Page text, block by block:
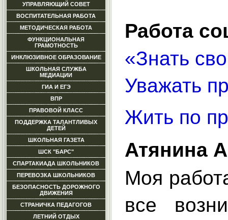
УПРАВЛЯЮЩИЙ СОВЕТ
ВОСПИТАТЕЛЬНАЯ РАБОТА
МЕТОДИЧЕСКАЯ РАБОТА
ФУНКЦИОНАЛЬНАЯ
ГРАМОТНОСТЬ
ИНКЛЮЗИВНОЕ ОБРАЗОВАНИЕ
ШКОЛЬНАЯ СЛУЖБА
МЕДИАЦИИ
ГИА И ЕГЭ
ВПР
ПРАВОВОЙ КЛАСС
ПОДДЕРЖКА ТАЛАНТЛИВЫХ
ДЕТЕЙ
ШКОЛЬНАЯ ГАЗЕТА
ШСК "БАРС"
СПАРТАКИАДА ШКОЛЬНИКОВ
ПЕРЕВОЗКА ШКОЛЬНИКОВ
БЕЗОПАСНОСТЬ ДОРОЖНОГО
ДВИЖЕНИЯ
СТРАНИЧКА ПЕДАГОГОВ
ЛЕТНИЙ ОТДЫХ
Работа
«Знать
Уважать
Жить по
Атянина
Моя
все